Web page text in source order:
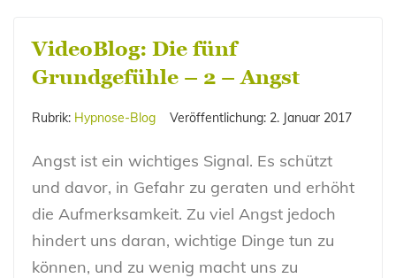
VideoBlog: Die fünf
Grundgefühle – 2 – Angst
Rubrik: Hypnose-Blog Veröffentlichung: 2. Januar 2017
Angst ist ein wichtiges Signal. Es schützt
und davor, in Gefahr zu geraten und erhöht
die Aufmerksamkeit. Zu viel Angst jedoch
hindert uns daran, wichtige Dinge tun zu
können, und zu wenig macht uns zu